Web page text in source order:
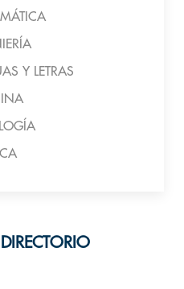
Y LETRAS